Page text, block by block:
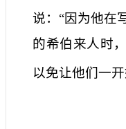
说：“因为他在
的希伯来人时
以免让他们一